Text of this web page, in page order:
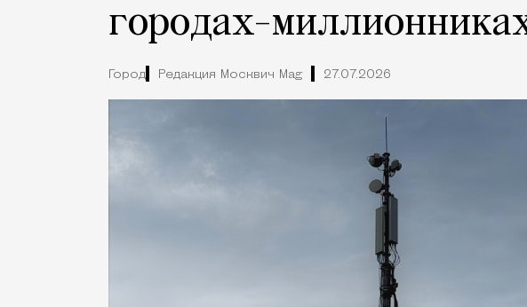
городах-
Город Редакция Москвич Mag 27.07.2026